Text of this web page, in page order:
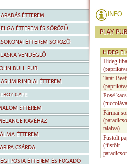
ÉTTEREM
ÉTTEREM ÉS SÖRÖZŐ
ÉTTEREM SÖRÖZŐ
VENDÉGLŐ
BULL PUB
INDIAI ÉTTEREM
CAFE
ÉTTEREM
KÁVÉHÁZ
ÉTTEREM
CSÁRDA
POSTA ÉTTEREM ÉS FOGADÓ
INFO
PLAY
HIDEG
Hideg
Tatár
Rosé
Pármai
tálalva)
Füstölt
(füstölt